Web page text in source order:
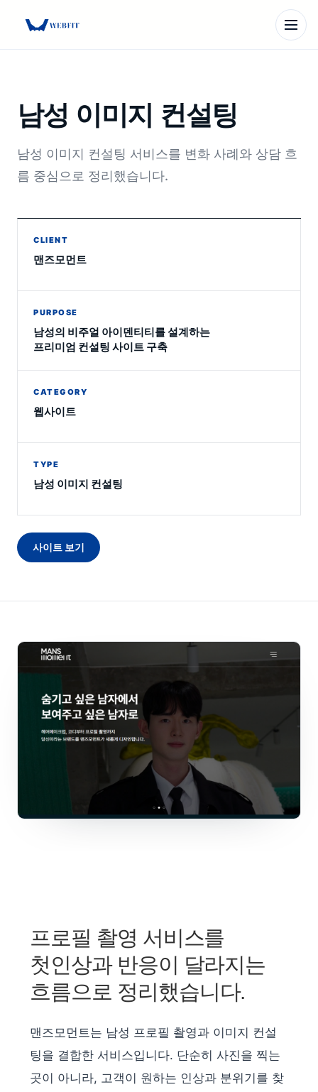
남성 이미지 컨설팅
남성 이미지 컨설팅 서비스를 변화 사례와 상담 흐
름 중심으로 정리했습니다.
CLIENT
맨즈모먼트
PURPOSE
남성의 비주얼 아이덴티티를 설계하는
프리미엄 컨설팅 사이트 구축
CATEGORY
웹사이트
TYPE
남성 이미지 컨설팅
사이트 보기
프로필 촬영 서비스를
첫인상과 반응이 달라지는
흐름으로 정리했습니다.
맨즈모먼트는 남성 프로필 촬영과 이미지 컨설
팅을 결합한 서비스입니다. 단순히 사진을 찍는
곳이 아니라, 고객이 원하는 인상과 분위기를 찾